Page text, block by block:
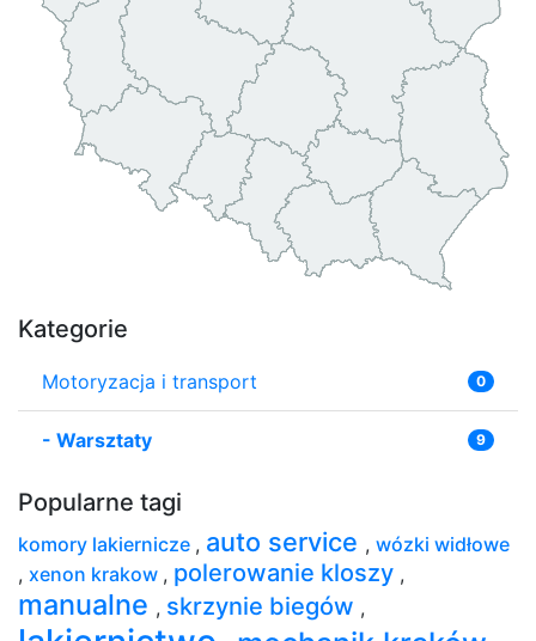
Kategorie
Motoryzacja i transport 0
- Warsztaty 9
Popularne tagi
komory lakiernicze , auto service , wózki widłowe
, xenon krakow , polerowanie kloszy ,
manualne , skrzynie biegów ,